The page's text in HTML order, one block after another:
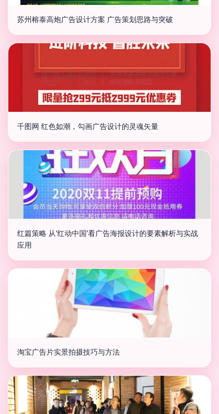
苏州榕泰高炮广告设计方案 广告策划思路与突破
千图网 红色如潮，勾画广告设计的灵魂矢量
红篇策略 从‘红动中国’看广告海报设计的要素解析与实战
应用
淘宝广告片实景拍摄技巧与方法